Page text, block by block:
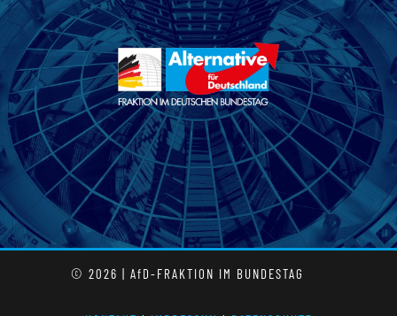
© 2026 | AfD-FRAKTION IM BUNDESTAG